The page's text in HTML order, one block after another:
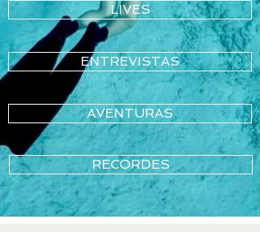
LIVES
ENTREVISTAS
AVENTURAS
RECORDES